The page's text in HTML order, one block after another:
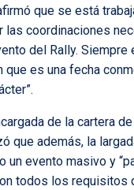
que se está
las coordinaciones
del Rally. Siempre
que es una fecha
de la cartera
que además, la
un evento masivo y
todos los requisitos